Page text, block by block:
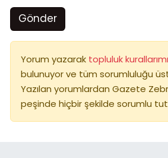
Gönder
Yorum yazarak topluluk
bulunuyor ve tüm sorumluluğu
Yazılan yorumlardan Gazete
peşinde hiçbir şekilde sorumlu